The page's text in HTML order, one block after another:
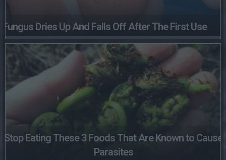
Fungus Dries Up And Falls Off After The First Use
Stop Eating These 3 Foods That Are Known to Cause
Parasites